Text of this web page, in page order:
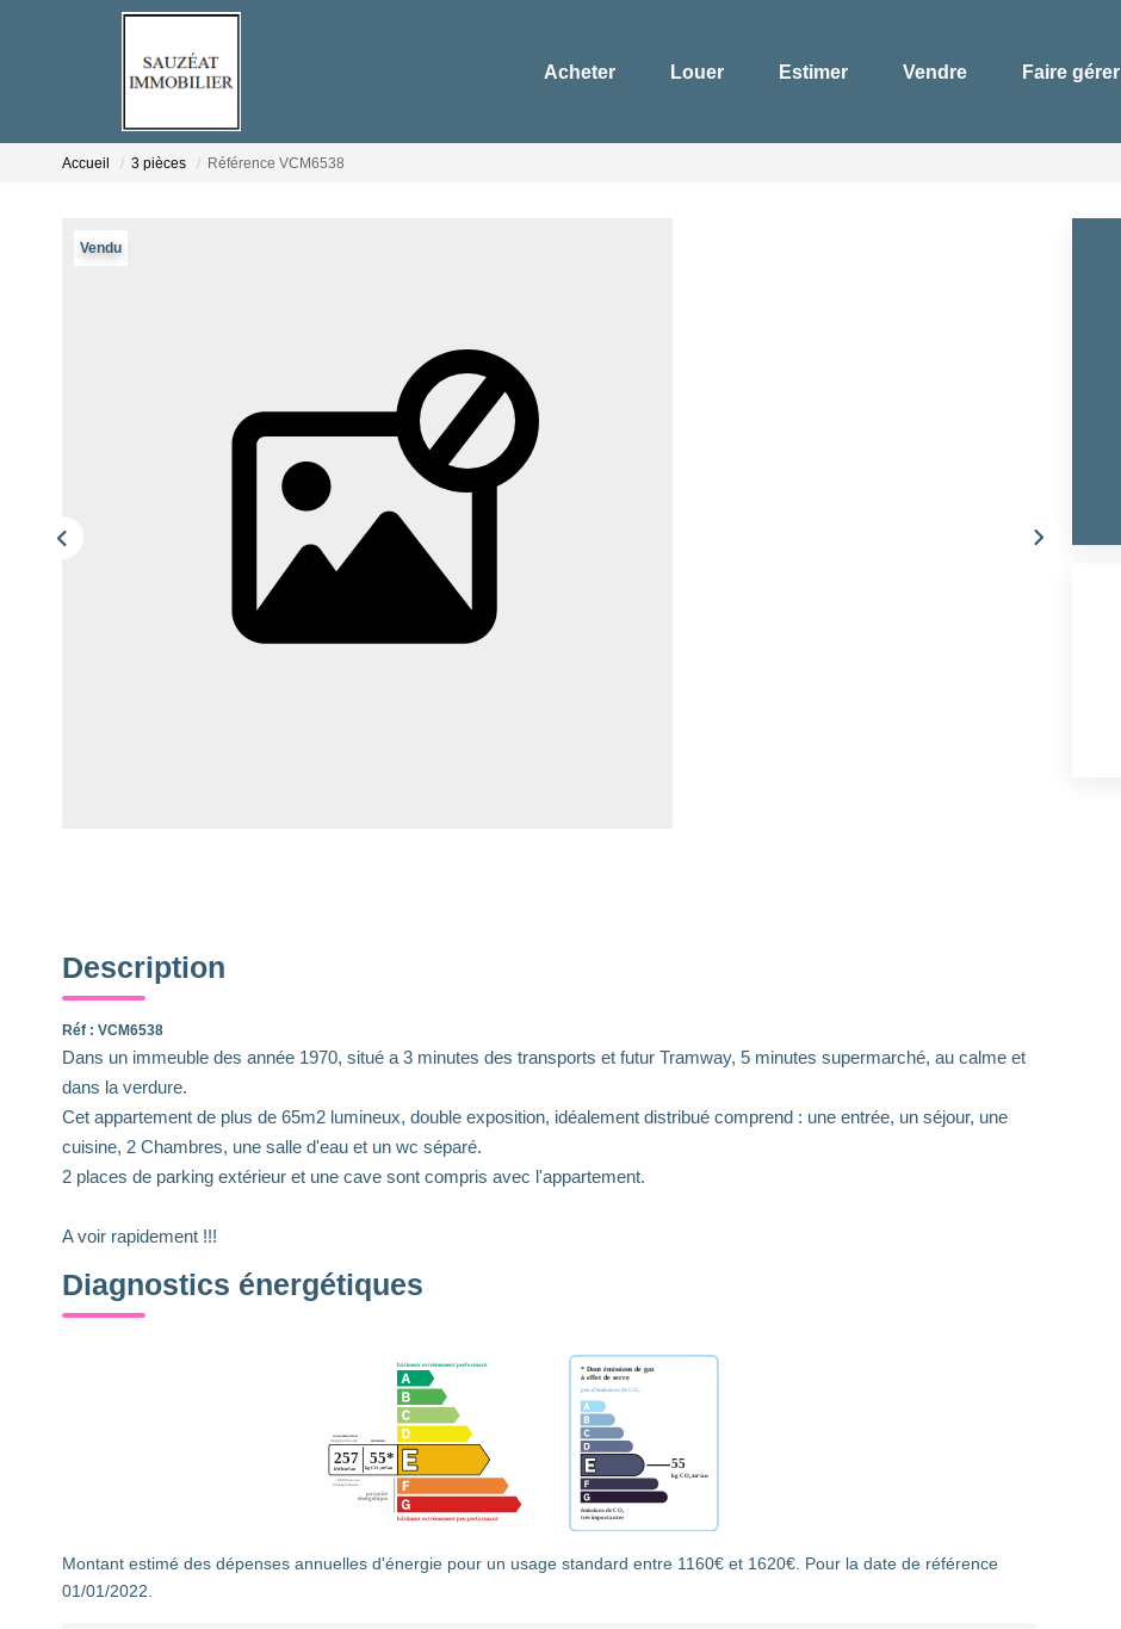
Acheter Louer Estimer Vendre Faire gérer
Accueil 3 pièces Référence VCM6538
Vendu
Description
Réf : VCM6538
Dans un immeuble des année 1970, situé a 3 minutes des transports et futur Tramway, 5 minutes supermarché, au calme et
dans la verdure.
Cet appartement de plus de 65m2 lumineux, double exposition, idéalement distribué comprend : une entrée, un séjour, une
cuisine, 2 Chambres, une salle d'eau et un wc séparé.
2 places de parking extérieur et une cave sont compris avec l'appartement.
A voir rapidement !!!
Diagnostics énergétiques
Montant estimé des dépenses annuelles d'énergie pour un usage standard entre 1160€ et 1620€. Pour la date de référence
01/01/2022.